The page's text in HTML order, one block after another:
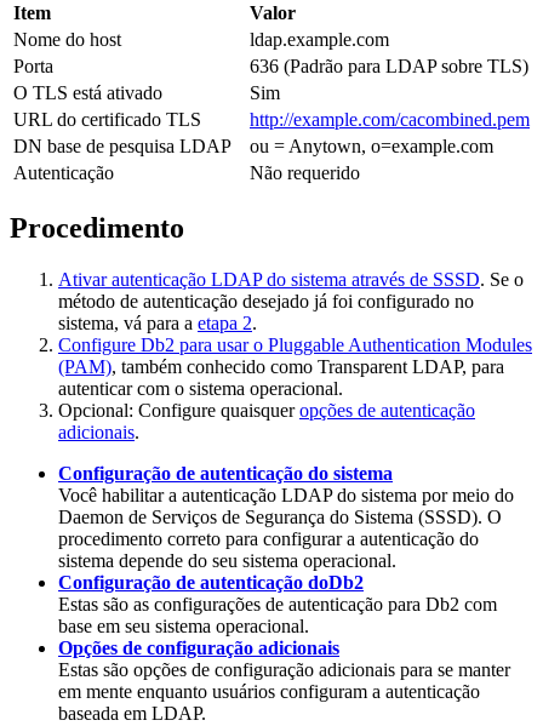
Item
Valor
Nome do host
ldap.example.com
Porta
636 (Padrão para LDAP sobre TLS)
O TLS está ativado
Sim
URL do certificado TLS
http://example.com/cacombined.pem
DN base de pesquisa LDAP
ou = Anytown, o=example.com
Autenticação
Não requerido
Procedimento
Ativar autenticação LDAP do sistema através de SSSD. Se o
método de autenticação desejado já foi configurado no
sistema, vá para a etapa 2.
Configure Db2 para usar o Pluggable Authentication Modules
(PAM), também conhecido como Transparent LDAP, para
autenticar com o sistema operacional.
Opcional: Configure quaisqueropções de autenticação
adicionais.
Configuração de autenticação do sistema
Você habilitar a autenticação LDAP do sistema por meio do
Daemon de Serviços de Segurança do Sistema (SSSD). O
procedimento correto para configurar a autenticação do
sistema depende do seu sistema operacional.
Configuração de autenticação doDb2
Estas são as configurações de autenticação para Db2 com
base em seu sistema operacional.
Opções de configuração adicionais
Estas são opções de configuração adicionais para se manter
em mente enquanto usuários configuram a autenticação
baseada em LDAP.